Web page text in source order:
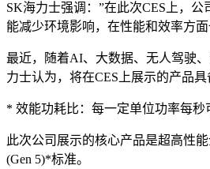
SK海力士强调：”在此次CES上，
能减少环境影响，在性能和效率方
最近，随着AI、大数据、无人驾驶
力士认为，将在CES上展示的产品
* 效能功耗比：每一定单位功率每
此次公司展示的核心产品是超高性
(Gen 5)*标准。